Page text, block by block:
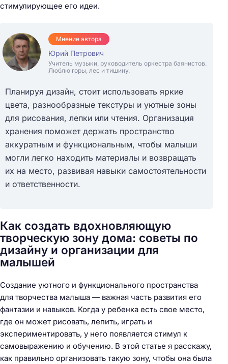
стимулирующее его идеи.
Мнение автора
Юрий Петрович
Учитель музыки, руководитель оркестра баянистов.
Люблю горы, лес и тишину.
Планируя дизайн, стоит использовать яркие
цвета, разнообразные текстуры и уютные зоны
для рисования, лепки или чтения. Организация
хранения поможет держать пространство
аккуратным и функциональным, чтобы малыши
могли легко находить материалы и возвращать
их на место, развивая навыки самостоятельности
и ответственности.
Как создать вдохновляющую
творческую зону дома: советы по
дизайну и организации для
малышей
Создание уютного и функционального пространства
для творчества малыша — важная часть развития его
фантазии и навыков. Когда у ребенка есть свое место,
где он может рисовать, лепить, играть и
экспериментировать, у него появляется стимул к
самовыражению и обучению. В этой статье я расскажу,
как правильно организовать такую зону, чтобы она была